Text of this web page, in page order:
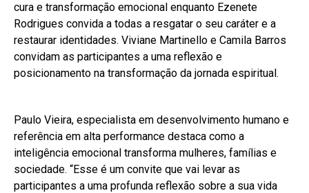
cura e transformação emocional enquanto Ezenete
Rodrigues convida a todas a resgatar o seu caráter e a
restaurar identidades. Viviane Martinello e Camila Barros
convidam as participantes a uma reflexão e
posicionamento na transformação da jornada espiritual.
Paulo Vieira, especialista em desenvolvimento humano e
referência em alta performance destaca como a
inteligência emocional transforma mulheres, famílias e
sociedade. “Esse é um convite que vai levar as
participantes a uma profunda reflexão sobre a sua vida